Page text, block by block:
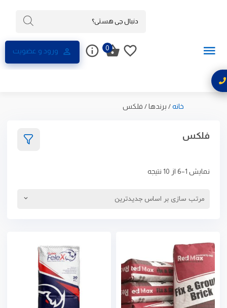
ورود و عضویت 0
خانه/ برندها/ فلکس
فلکس
نمایش 1–6 از 10 نتیجه